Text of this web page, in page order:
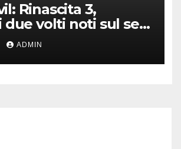
Rinascita 3,
due volti noti sul set
ADMIN